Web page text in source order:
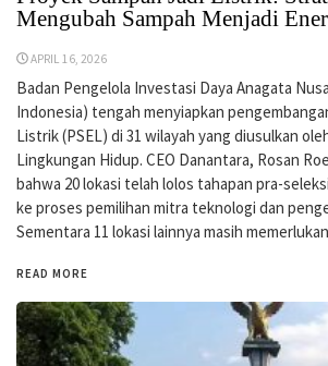
Mengubah Sampah Menjadi
APRIL 16, 2026
Badan Pengelola Investasi Daya Anagata
Indonesia) tengah menyiapkan
Listrik (PSEL) di 31 wilayah yang diusulkan
Lingkungan Hidup. CEO Danantara, Rosan
bahwa 20 lokasi telah lolos tahapan pra-
ke proses pemilihan mitra teknologi dan
Sementara 11 lokasi lainnya masih
READ MORE